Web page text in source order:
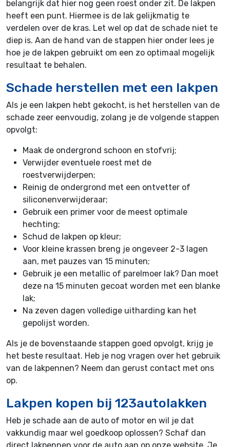
belangrijk dat hier nog geen roest onder zit. De lakpen
heeft een punt. Hiermee is de lak gelijkmatig te
verdelen over de kras. Let wel op dat de schade niet te
diep is. Aan de hand van de stappen hier onder lees je
hoe je de lakpen gebruikt om een zo optimaal mogelijk
resultaat te behalen.
Schade herstellen met een lakpen
Als je een lakpen hebt gekocht, is het herstellen van de
schade zeer eenvoudig, zolang je de volgende stappen
opvolgt:
Maak de ondergrond schoon en stofvrij;
Verwijder eventuele roest met de
roestverwijderpen;
Reinig de ondergrond met een ontvetter of
siliconenverwijderaar;
Gebruik een primer voor de meest optimale
hechting;
Schud de lakpen op kleur;
Voor kleine krassen breng je ongeveer 2-3 lagen
aan, met pauzes van 15 minuten;
Gebruik je een metallic of parelmoer lak? Dan moet
deze na 15 minuten gecoat worden met een blanke
lak;
Na zeven dagen volledige uitharding kan het
gepolijst worden.
Als je de bovenstaande stappen goed opvolgt, krijg je
het beste resultaat. Heb je nog vragen over het gebruik
van de lakpennen? Neem dan gerust contact met ons
op.
Lakpen kopen bij 123autolakken
Heb je schade aan de auto of motor en wil je dat
vakkundig maar wel goedkoop oplossen? Schaf dan